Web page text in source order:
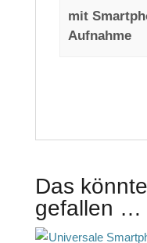
mit
Aufnahme
Das
gefallen …